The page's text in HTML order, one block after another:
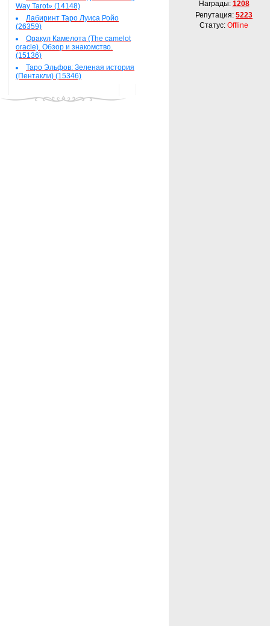
Way Tarot» (14148)
Лабиринт Таро Луиса Ройо
(26359)
Оракул Камелота (The camelot
oracle). Обзор и знакомство.
(15136)
Таро Эльфов: Зеленая история
(Пентакли) (15346)
Награды: 1208
Репутация: 5223
Статус: Offline